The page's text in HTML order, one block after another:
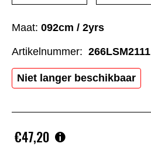
€47,20
Maat: 092cm / 2yrs
Niet langer beschikbaar
Artikelnummer: 266LSM2111